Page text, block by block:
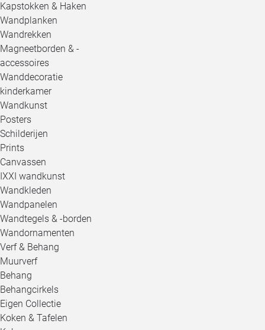
Kapstokken & Haken
Wandplanken
Wandrekken
Magneetborden & -
accessoires
Wanddecoratie
kinderkamer
Wandkunst
Posters
Schilderijen
Prints
Canvassen
IXXI wandkunst
Wandkleden
Wandpanelen
Wandtegels & -borden
Wandornamenten
Verf & Behang
Muurverf
Behang
Behangcirkels
Eigen Collectie
Koken & Tafelen